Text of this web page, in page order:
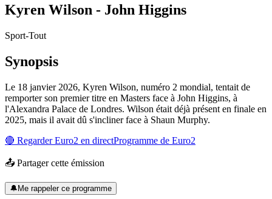
Kyren Wilson - John Higgins
Sport-Tout
Synopsis
Le 18 janvier 2026, Kyren Wilson, numéro 2 mondial, tentait de
remporter son premier titre en Masters face à John Higgins, à
l'Alexandra Palace de Londres. Wilson était déjà présent en finale en
2025, mais il avait dû s'incliner face à Shaun Murphy.
🔴 RegarderEuro2 en directProgramme de Euro2
📤 Partager cette émission
🔔Me rappeler ce programme